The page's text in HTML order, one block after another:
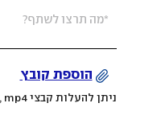
הוספת קובץ
ניתן להעלות קבצי mov, png, jpeg, jpg, mp4 עד 200MB